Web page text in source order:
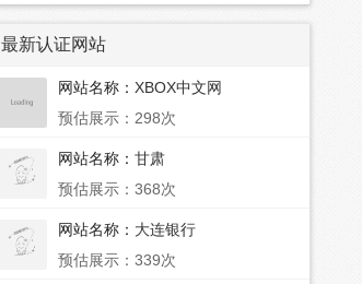
最新认证网站
网站名称： XBOX中文网
预估展示：298次
网站名称： 甘肃
预估展示：368次
网站名称： 大连银行
预估展示：339次